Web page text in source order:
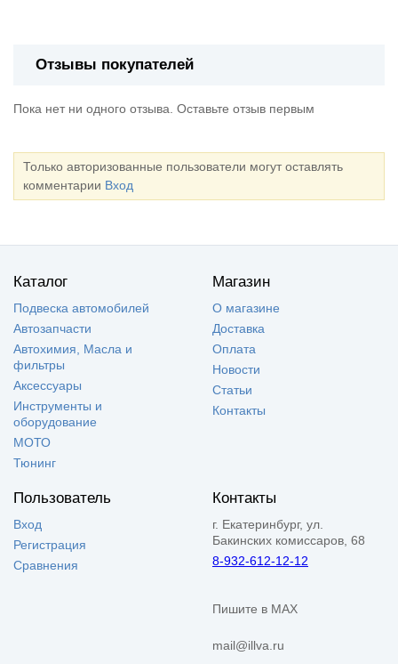
Отзывы покупателей
Пока нет ни одного отзыва. Оставьте отзыв первым
Только авторизованные пользователи могут оставлять
комментарии Вход
Каталог
Подвеска автомобилей
Автозапчасти
Автохимия, Масла и
фильтры
Аксессуары
Инструменты и
оборудование
МОТО
Тюнинг
Магазин
О магазине
Доставка
Оплата
Новости
Статьи
Контакты
Пользователь
Вход
Регистрация
Сравнения
Контакты
г. Екатеринбург, ул.
Бакинских комиссаров, 68
8-932-612-12-12
Пишите в MAX
mail@illva.ru